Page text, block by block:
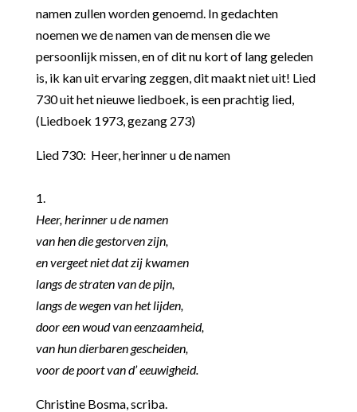
namen zullen worden genoemd. In gedachten
noemen we de namen van de mensen die we
persoonlijk missen, en of dit nu kort of lang geleden
is, ik kan uit ervaring zeggen, dit maakt niet uit! Lied
730 uit het nieuwe liedboek, is een prachtig lied,
(Liedboek 1973, gezang 273)
Lied 730: Heer, herinner u de namen
1.
Heer, herinner u de namen
van hen die gestorven zijn,
en vergeet niet dat zij kwamen
langs de straten van de pijn,
langs de wegen van het lijden,
door een woud van eenzaamheid,
van hun dierbaren gescheiden,
voor de poort van d’ eeuwigheid.
Christine Bosma, scriba.